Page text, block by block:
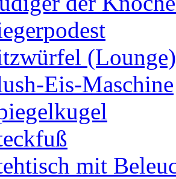
(Lounge)
Eis-Maschine
mit